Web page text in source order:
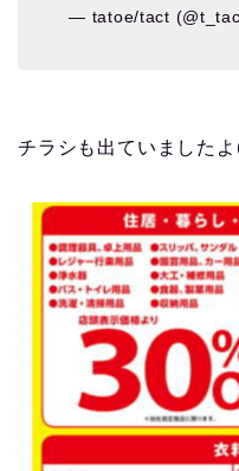
— tatoe/tact
チラシも出ていました